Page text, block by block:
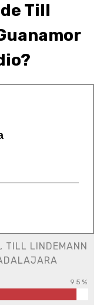
Till
TILL LINDEMANN
95%